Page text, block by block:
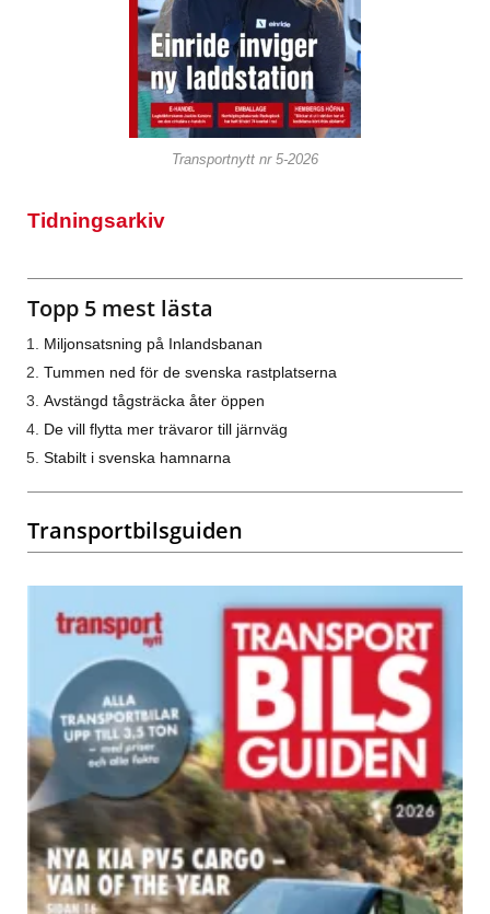
Transportnytt nr 5-2026
Tidningsarkiv
Topp 5 mest lästa
Miljonsatsning på Inlandsbanan
Tummen ned för de svenska rastplatserna
Avstängd tågsträcka åter öppen
De vill flytta mer trävaror till järnväg
Stabilt i svenska hamnarna
Transportbilsguiden